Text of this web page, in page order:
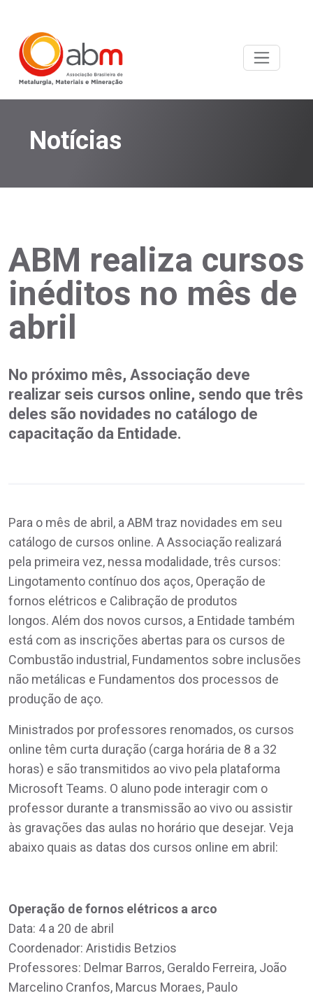
Notícias
ABM realiza cursos
inéditos no mês de
abril
No próximo mês, Associação deve
realizar seis cursos online, sendo que três
deles são novidades no catálogo de
capacitação da Entidade.
Para o mês de abril, a ABM traz novidades em seu
catálogo de cursos online. A Associação realizará
pela primeira vez, nessa modalidade, três cursos:
Lingotamento contínuo dos aços, Operação de
fornos elétricos e Calibração de produtos
longos. Além dos novos cursos, a Entidade também
está com as inscrições abertas para os cursos de
Combustão industrial, Fundamentos sobre inclusões
não metálicas e Fundamentos dos processos de
produção de aço.
Ministrados por professores renomados, os cursos
online têm curta duração (carga horária de 8 a 32
horas) e são transmitidos ao vivo pela plataforma
Microsoft Teams. O aluno pode interagir com o
professor durante a transmissão ao vivo ou assistir
às gravações das aulas no horário que desejar. Veja
abaixo quais as datas dos cursos online em abril:
Operação de fornos elétricos a arco
Data: 4 a 20 de abril
Coordenador: Aristidis Betzios
Professores: Delmar Barros, Geraldo Ferreira, João
Marcelino Cranfos, Marcus Moraes, Paulo